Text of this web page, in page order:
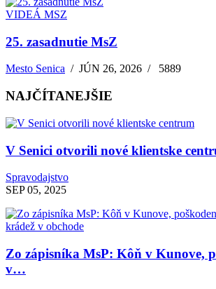
VIDEÁ MSZ
25. zasadnutie MsZ
Mesto Senica /JÚN 26, 2026 / 5889
NAJČÍTANEJŠIE
V Senici otvorili nové klientske
Spravodajstvo
SEP 05, 2025
Zo zápisníka MsP: Kôň v Kunove,
v…